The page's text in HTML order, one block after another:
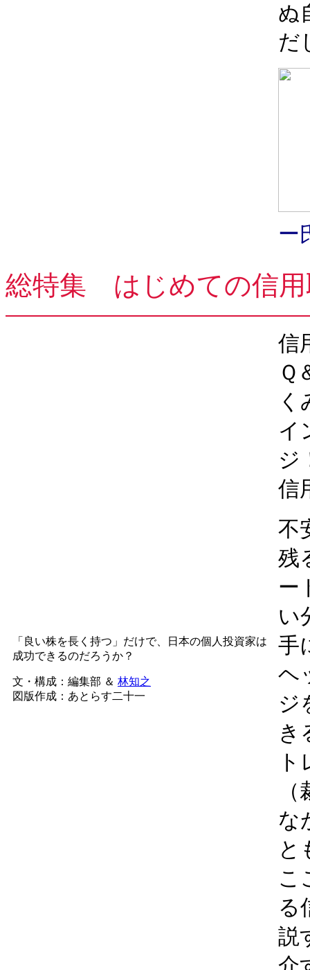
ぬ
だ
ー
総特集 はじめての信用
「良い株を長く持つ」だけで、日本の個人投資家は
成功できるのだろうか？
文・構成：編集部 ＆ 林知之
図版作成：あとらす二十一
信
Ｑ
く
イ
ジ
信
不
残
ー
い
手
ヘ
ジ
き
な
と
こ
る
説